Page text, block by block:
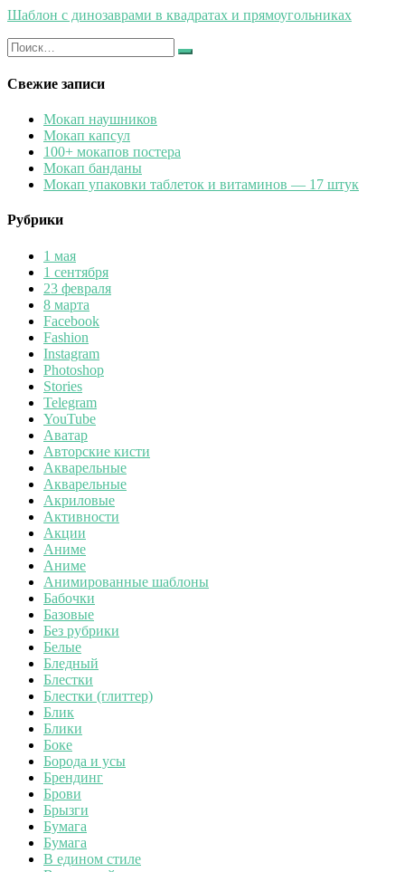
Шаблон с динозаврами в квадратах и прямоугольниках
Искать:
Найти
Свежие записи
Мокап наушников
Мокап капсул
100+ мокапов постера
Мокап банданы
Мокап упаковки таблеток и витаминов — 17 штук
Рубрики
1 мая
1 сентября
23 февраля
8 марта
Facebook
Fashion
Instagram
Photoshop
Stories
Telegram
YouTube
Аватар
Авторские кисти
Акварельные
Акварельные
Акриловые
Активности
Акции
Аниме
Аниме
Анимированные шаблоны
Бабочки
Базовые
Без рубрики
Белые
Бледный
Блестки
Блестки (глиттер)
Блик
Блики
Боке
Борода и усы
Брендинг
Брови
Брызги
Бумага
Бумага
В едином стиле